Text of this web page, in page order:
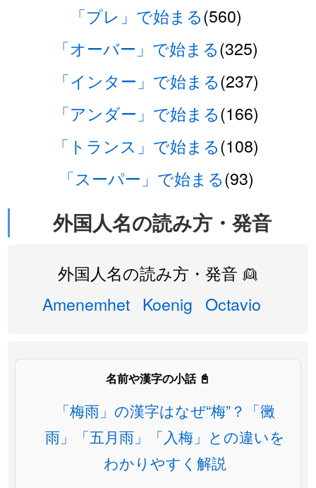
「プレ」で始まる(560)
「オーバー」で始まる(325)
「インター」で始まる(237)
「アンダー」で始まる(166)
「トランス」で始まる(108)
「スーパー」で始まる(93)
外国人名の読み方・発音
外国人名の読み方・発音 👱
Amenemhet Koenig Octavio
名前や漢字の小話 📓
「梅雨」の漢字はなぜ“梅”？「黴
雨」「五月雨」「入梅」との違いを
わかりやすく解説